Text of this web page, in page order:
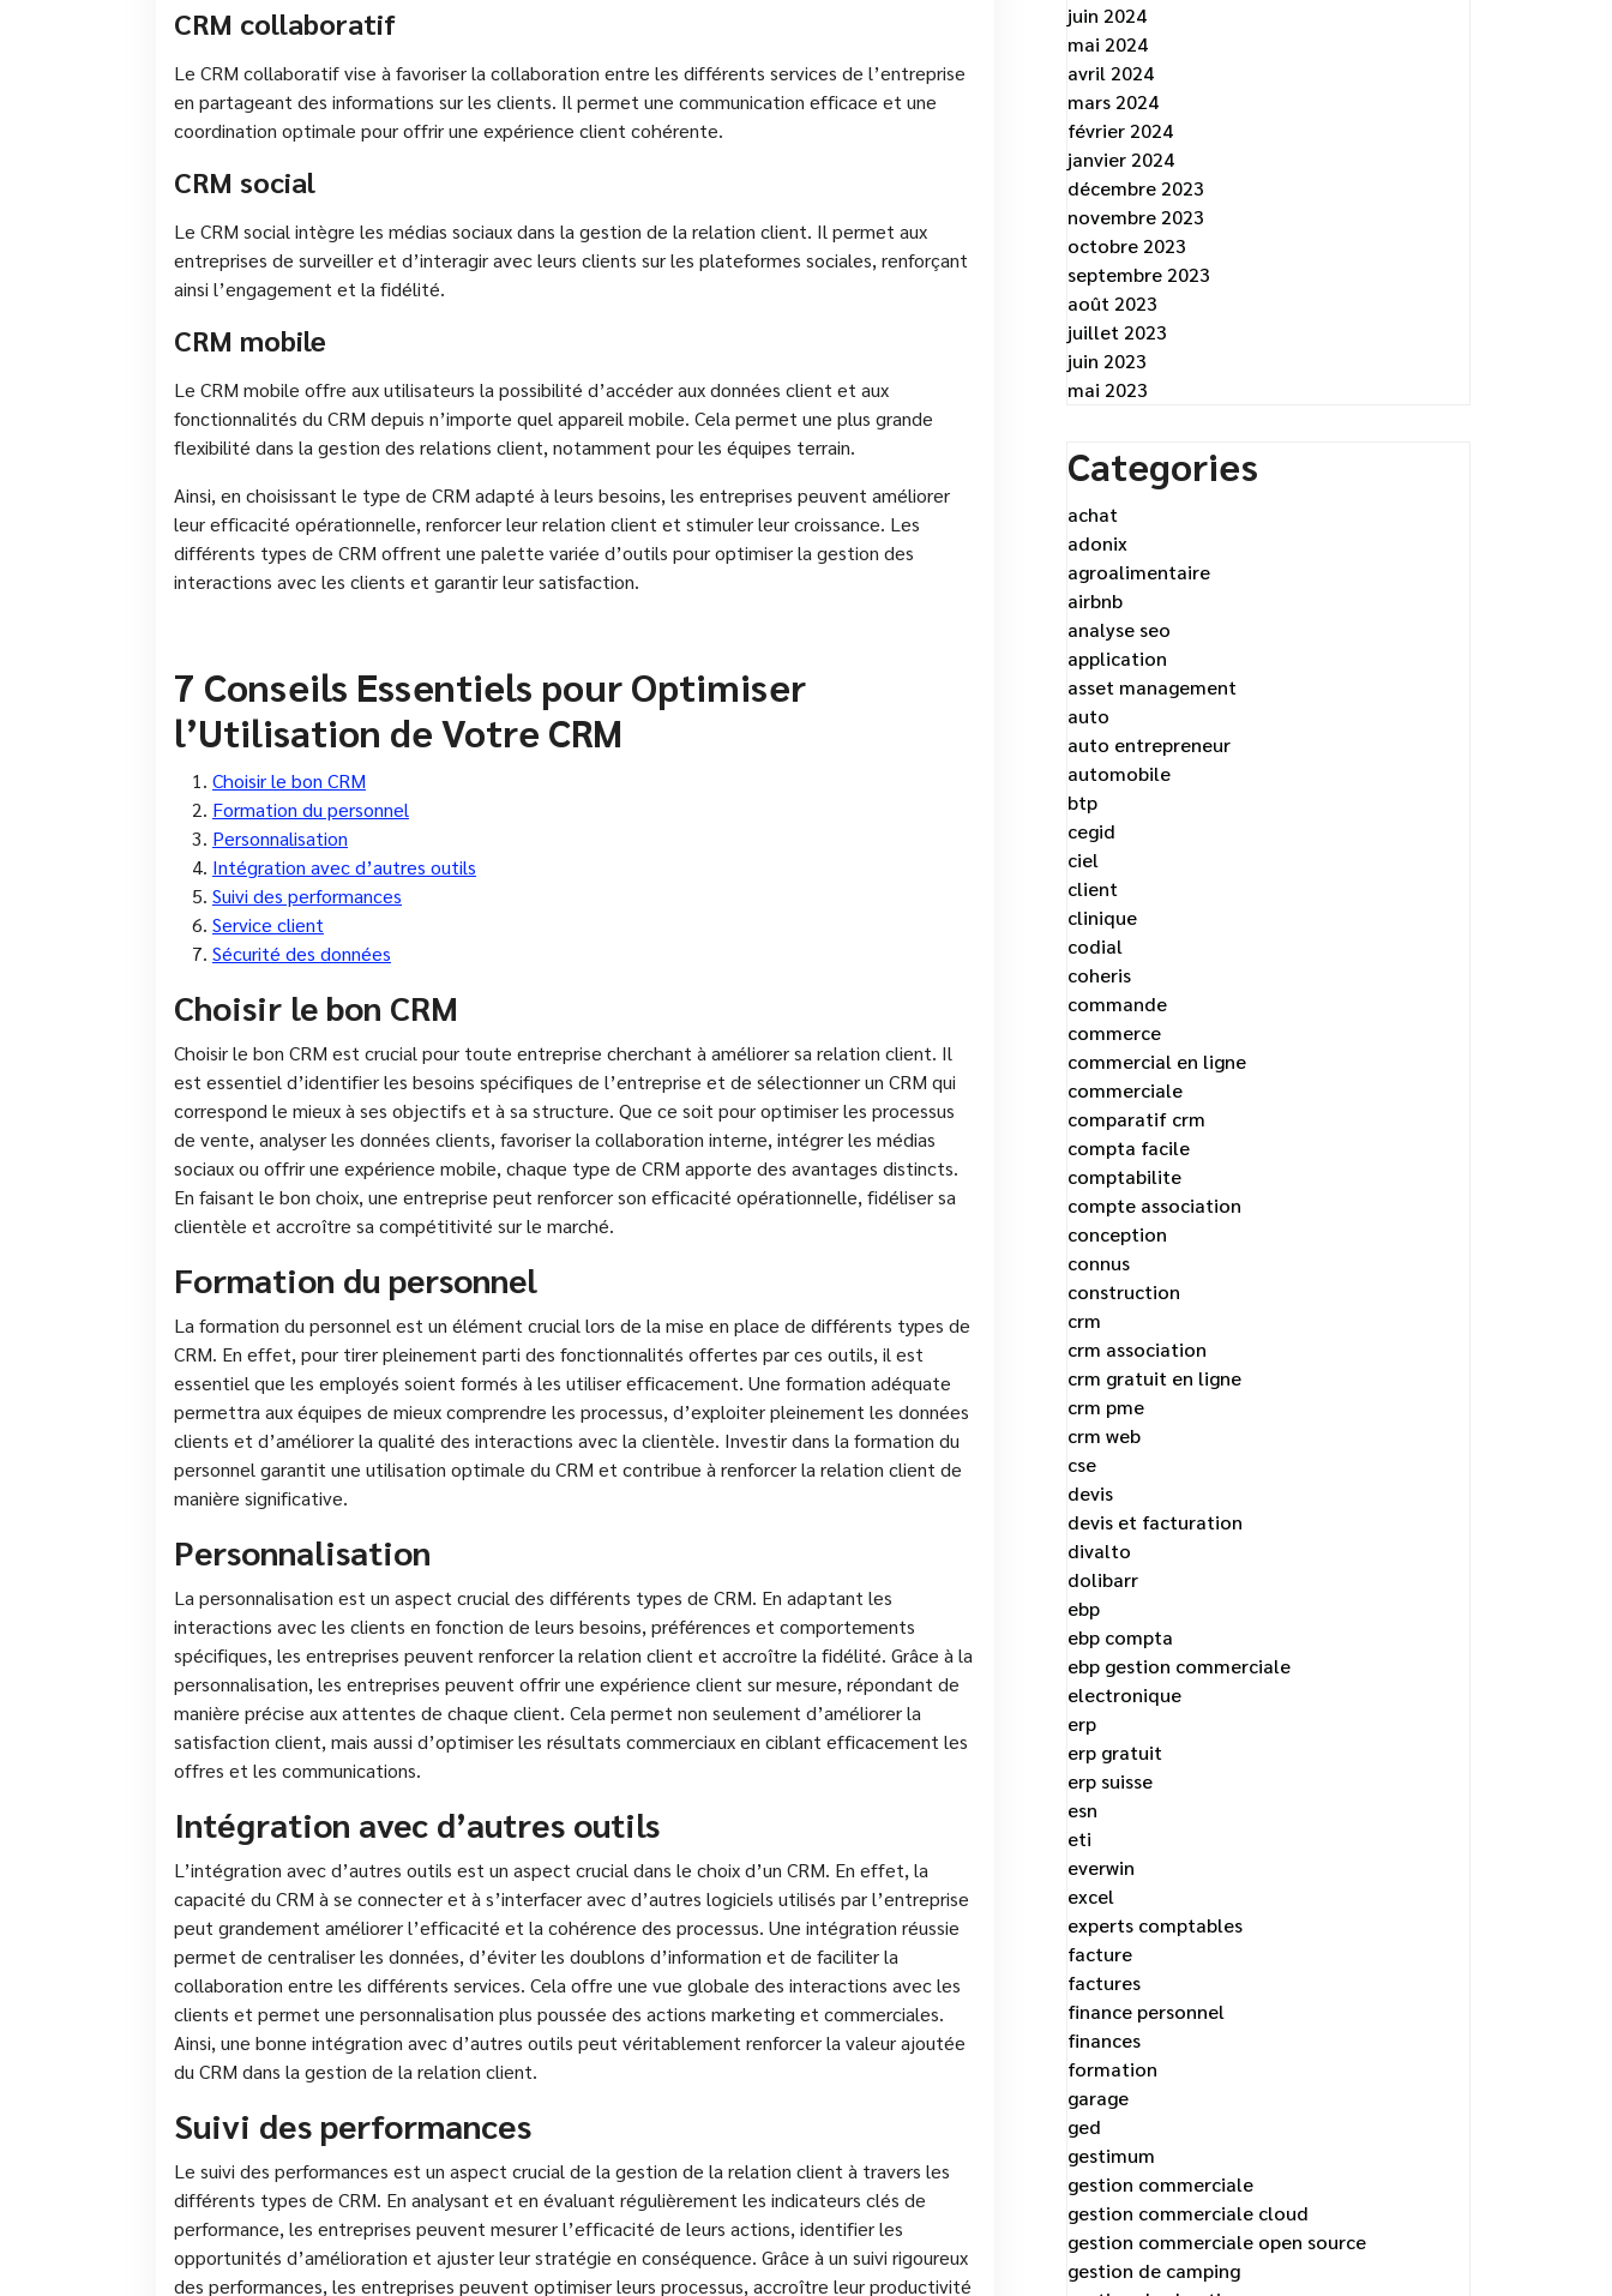
CRM collaboratif
Le CRM collaboratif vise à favoriser la collaboration entre les différents services de l’entreprise
en partageant des informations sur les clients. Il permet une communication efficace et une
coordination optimale pour offrir une expérience client cohérente.
CRM social
Le CRM social intègre les médias sociaux dans la gestion de la relation client. Il permet aux
entreprises de surveiller et d’interagir avec leurs clients sur les plateformes sociales, renforçant
ainsi l’engagement et la fidélité.
CRM mobile
Le CRM mobile offre aux utilisateurs la possibilité d’accéder aux données client et aux
fonctionnalités du CRM depuis n’importe quel appareil mobile. Cela permet une plus grande
flexibilité dans la gestion des relations client, notamment pour les équipes terrain.
Ainsi, en choisissant le type de CRM adapté à leurs besoins, les entreprises peuvent améliorer
leur efficacité opérationnelle, renforcer leur relation client et stimuler leur croissance. Les
différents types de CRM offrent une palette variée d’outils pour optimiser la gestion des
interactions avec les clients et garantir leur satisfaction.
7 Conseils Essentiels pour Optimiser
l’Utilisation de Votre CRM
Choisir le bon CRM
Formation du personnel
Personnalisation
Intégration avec d’autres outils
Suivi des performances
Service client
Sécurité des données
Choisir le bon CRM
Choisir le bon CRM est crucial pour toute entreprise cherchant à améliorer sa relation client. Il
est essentiel d’identifier les besoins spécifiques de l’entreprise et de sélectionner un CRM qui
correspond le mieux à ses objectifs et à sa structure. Que ce soit pour optimiser les processus
de vente, analyser les données clients, favoriser la collaboration interne, intégrer les médias
sociaux ou offrir une expérience mobile, chaque type de CRM apporte des avantages distincts.
En faisant le bon choix, une entreprise peut renforcer son efficacité opérationnelle, fidéliser sa
clientèle et accroître sa compétitivité sur le marché.
Formation du personnel
La formation du personnel est un élément crucial lors de la mise en place de différents types de
CRM. En effet, pour tirer pleinement parti des fonctionnalités offertes par ces outils, il est
essentiel que les employés soient formés à les utiliser efficacement. Une formation adéquate
permettra aux équipes de mieux comprendre les processus, d’exploiter pleinement les données
clients et d’améliorer la qualité des interactions avec la clientèle. Investir dans la formation du
personnel garantit une utilisation optimale du CRM et contribue à renforcer la relation client de
manière significative.
Personnalisation
La personnalisation est un aspect crucial des différents types de CRM. En adaptant les
interactions avec les clients en fonction de leurs besoins, préférences et comportements
spécifiques, les entreprises peuvent renforcer la relation client et accroître la fidélité. Grâce à la
personnalisation, les entreprises peuvent offrir une expérience client sur mesure, répondant de
manière précise aux attentes de chaque client. Cela permet non seulement d’améliorer la
satisfaction client, mais aussi d’optimiser les résultats commerciaux en ciblant efficacement les
offres et les communications.
Intégration avec d’autres outils
L’intégration avec d’autres outils est un aspect crucial dans le choix d’un CRM. En effet, la
capacité du CRM à se connecter et à s’interfacer avec d’autres logiciels utilisés par l’entreprise
peut grandement améliorer l’efficacité et la cohérence des processus. Une intégration réussie
permet de centraliser les données, d’éviter les doublons d’information et de faciliter la
collaboration entre les différents services. Cela offre une vue globale des interactions avec les
clients et permet une personnalisation plus poussée des actions marketing et commerciales.
Ainsi, une bonne intégration avec d’autres outils peut véritablement renforcer la valeur ajoutée
du CRM dans la gestion de la relation client.
Suivi des performances
Le suivi des performances est un aspect crucial de la gestion de la relation client à travers les
différents types de CRM. En analysant et en évaluant régulièrement les indicateurs clés de
performance, les entreprises peuvent mesurer l’efficacité de leurs actions, identifier les
opportunités d’amélioration et ajuster leur stratégie en conséquence. Grâce à un suivi rigoureux
des performances, les entreprises peuvent optimiser leurs processus, accroître leur productivité
juin 2024
mai 2024
avril 2024
mars 2024
février 2024
janvier 2024
décembre 2023
novembre 2023
octobre 2023
septembre 2023
août 2023
juillet 2023
juin 2023
mai 2023
Categories
achat
adonix
agroalimentaire
airbnb
analyse seo
application
asset management
auto
auto entrepreneur
automobile
btp
cegid
ciel
client
clinique
codial
coheris
commande
commerce
commercial en ligne
commerciale
comparatif crm
compta facile
comptabilite
compte association
conception
connus
construction
crm
crm association
crm gratuit en ligne
crm pme
crm web
cse
devis
devis et facturation
divalto
dolibarr
ebp
ebp compta
ebp gestion commerciale
electronique
erp
erp gratuit
erp suisse
esn
eti
everwin
excel
experts comptables
facture
factures
finance personnel
finances
formation
garage
ged
gestimum
gestion commerciale
gestion commerciale cloud
gestion commerciale open source
gestion de camping